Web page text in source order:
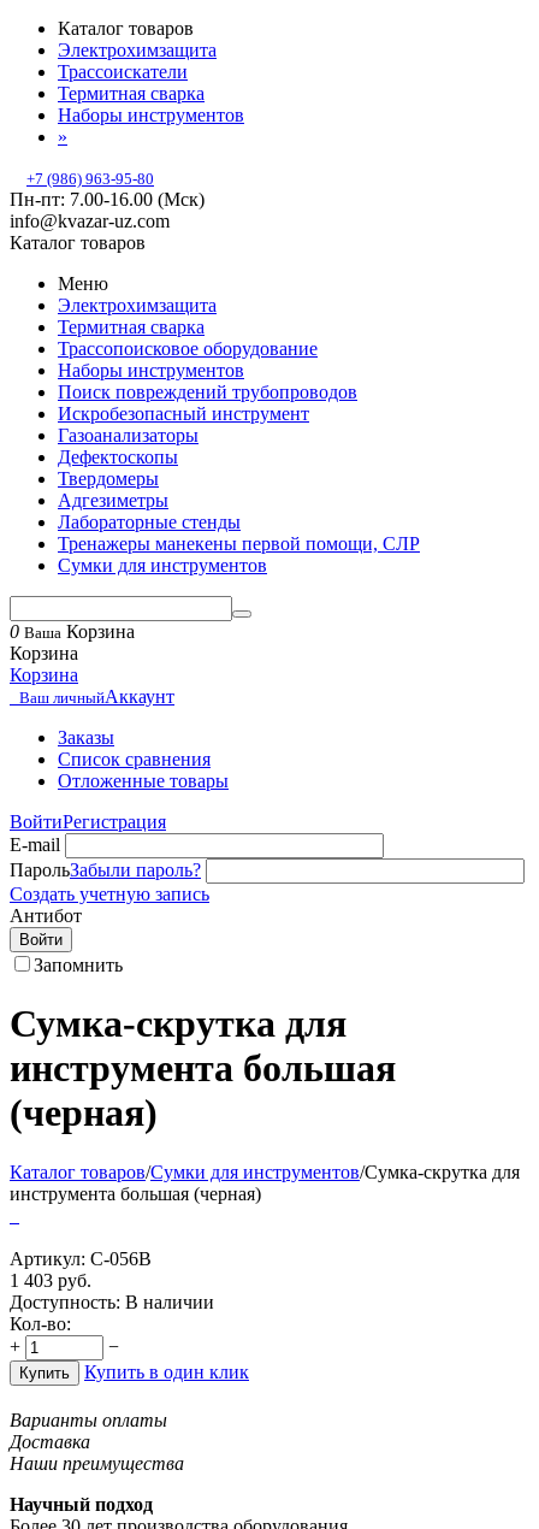
Каталог товаров
Электрохимзащита
Трассоискатели
Термитная сварка
Наборы инструментов
»
+7 (986) 963-95-80
Пн-пт: 7.00-16.00 (Мск)
info@kvazar-uz.com
Каталог товаров
Меню
Электрохимзащита
Термитная сварка
Трассопоисковое оборудование
Наборы инструментов
Поиск повреждений трубопроводов
Искробезопасный инструмент
Газоанализаторы
Дефектоскопы
Твердомеры
Адгезиметры
Лабораторные стенды
Тренажеры манекены первой помощи, СЛР
Сумки для инструментов
0 Ваша Корзина
Корзина
Корзина
Ваш личныйАккаунт
Заказы
Список сравнения
Отложенные товары
ВойтиРегистрация
E-mail
ПарольЗабыли пароль?
Создать учетную запись
Антибот
Войти
Запомнить
Сумка-скрутка для
инструмента большая
(черная)
Каталог товаров/Сумки для инструментов/Сумка-скрутка для
инструмента большая (черная)
Артикул: С-056B
1 403 руб.
Доступность: В наличии
Кол-во:
+
−
Купить Купить в один клик
Варианты оплаты
Доставка
Наши преимущества
Научный подход